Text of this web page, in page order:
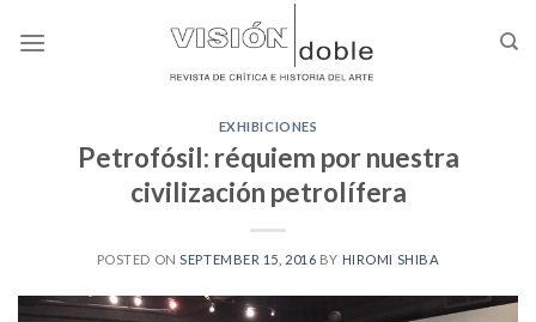
EXHIBICIONES
Petrofósil: réquiem por nuestra
civilización petrolífera
POSTED ON SEPTEMBER 15, 2016 BY HIROMI SHIBA